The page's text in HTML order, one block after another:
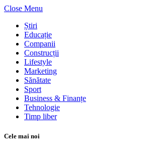
Close Menu
Știri
Educație
Companii
Construcții
Lifestyle
Marketing
Sănătate
Sport
Business & Finanțe
Tehnologie
Timp liber
Cele mai noi